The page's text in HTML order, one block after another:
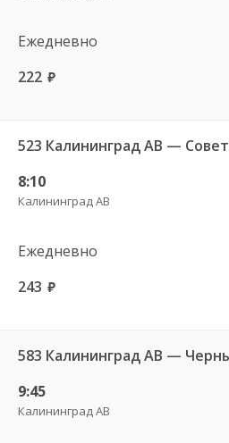
Ежедневно
222 руб.
523 Калининград АВ —
8:10
Калининград АВ
Ежедневно
243 руб.
9:45
Калининград АВ